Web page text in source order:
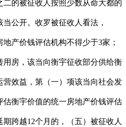
的被征收人按照少数从命大都的
公开。收罗被征收人看法，
地产价钱评估机构不得少于3家；
用房，该当向衡宇征收部分供给衡
效益，第（一）项该当向社会发
衡宇价值的统一房地产价钱评估
跨越12个月的，（五）被征收人